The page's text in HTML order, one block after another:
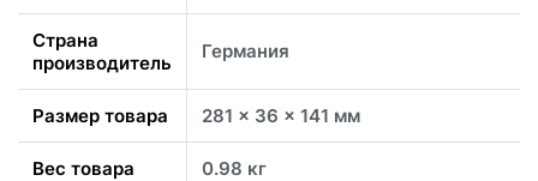
Страна
производитель
Германия
Размер товара 281 x 36 x 141 мм
Вес товара 0.98 кг